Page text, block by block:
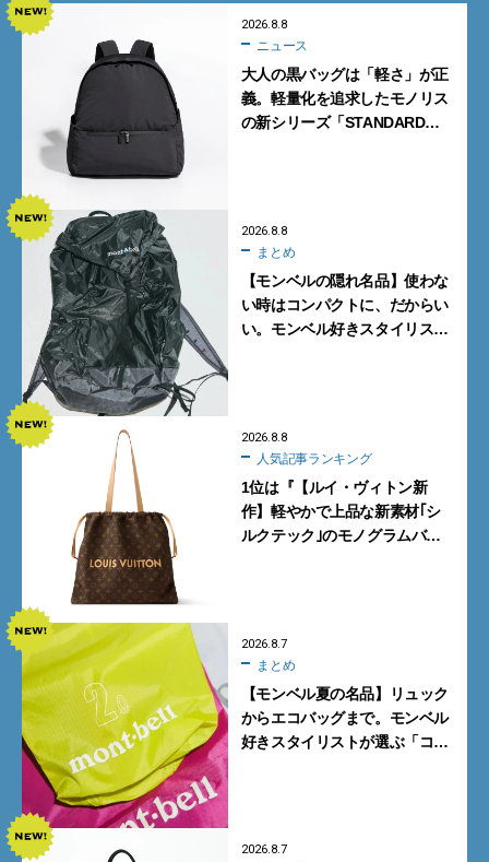
2026.8.8
ニュース
大人の黒バッグは「軽さ」が正
義。軽量化を追求したモノリス
の新シリーズ「STANDARD
2026.8.8
まとめ
【モンベルの隠れ名品】使わな
い時はコンパクトに、だからい
い。モンベル好きスタイリスト
2026.8.8
人気記事ランキング
1位は『【ルイ・ヴィトン新
作】軽やかで上品な新素材｢シ
ルクテック｣のモノグラムバッ
2026.8.7
まとめ
【モンベル夏の名品】リュック
からエコバッグまで。モンベル
好きスタイリストが選ぶ「コス
2026.8.7